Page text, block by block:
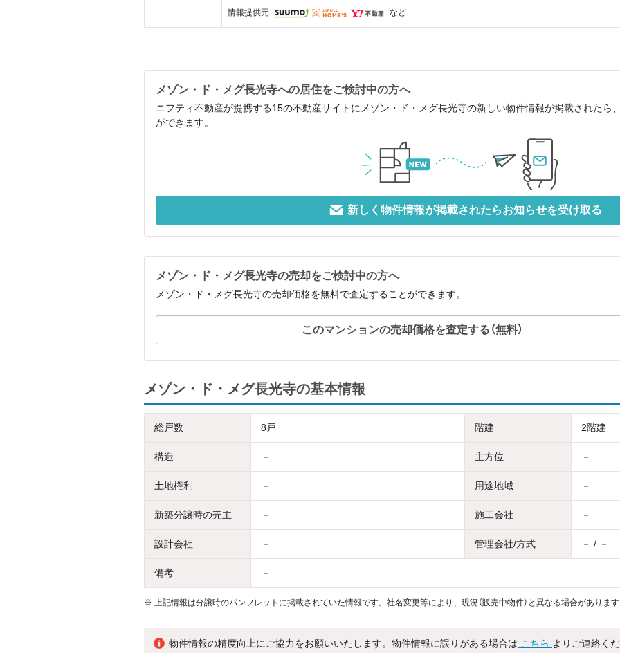
情報提供元 など
メゾン・ド・メグ長光寺への居住をご検討中の方へ
ニフティ不動産が提携する15の不動産サイトにメゾン・ド・メグ長光寺の新しい物件情報が掲載されたら
ができます。
新しく物件情報が掲載されたらお知らせを受け取る
メゾン・ド・メグ長光寺の売却をご検討中の方へ
メゾン・ド・メグ長光寺の売却価格を無料で査定することができます。
このマンションの売却価格を査定する（無料）
メゾン・ド・メグ長光寺の基本情報
総戸数 8戸 階建 2階建
構造 － 主方位 －
土地権利 － 用途地域 －
新築分譲時の売主 － 施工会社 －
設計会社 － 管理会社/方式 － / －
備考 －
※ 上記情報は分譲時のパンフレットに掲載されていた情報です。社名変更等により、現況（販売中物件）と異なる場合があります
物件情報の精度向上にご協力をお願いいたします。物件情報に誤りがある場合は こちら よりご連絡くだ